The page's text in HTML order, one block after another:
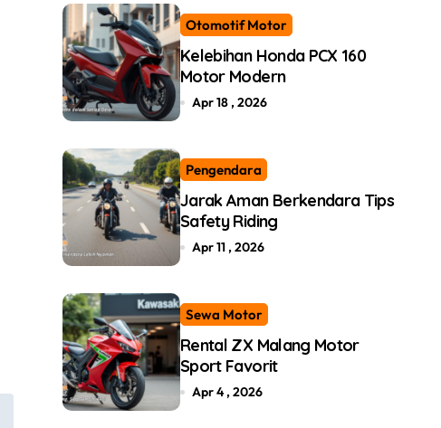
Otomotif Motor
Kelebihan Honda PCX 160
Motor Modern
Apr 18 , 2026
Pengendara
Jarak Aman Berkendara Tips
Safety Riding
Apr 11 , 2026
Sewa Motor
Rental ZX Malang Motor
Sport Favorit
Apr 4 , 2026